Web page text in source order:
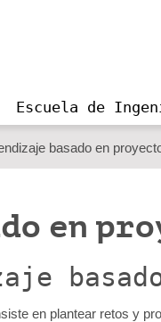
Escuela de
basado en
en
en plantear retos y